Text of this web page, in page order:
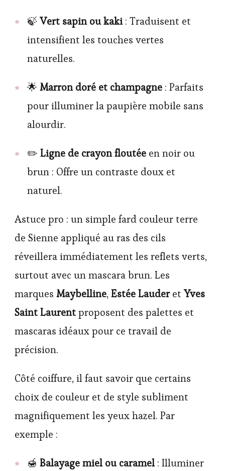
🍃 Vert sapin ou kaki: Traduisent et
intensifient les touches vertes
naturelles.
🌟 Marron doré et champagne : Parfaits
pour illuminer la paupière mobile sans
alourdir.
✏️ Ligne de crayon floutée en noir ou
brun : Offre un contraste doux et
naturel.
Astuce pro : un simple fard couleur terre
de Sienne appliqué au ras des cils
réveillera immédiatement les reflets verts,
surtout avec un mascara brun. Les
marques Maybelline,Estée LauderetYves
Saint Laurentproposent des palettes et
mascaras idéaux pour ce travail de
précision.
Côté coiffure, il faut savoir que certains
choix de couleur et de style subliment
magnifiquement les yeux hazel. Par
exemple :
🍯 Balayage miel ou caramel: Illuminer